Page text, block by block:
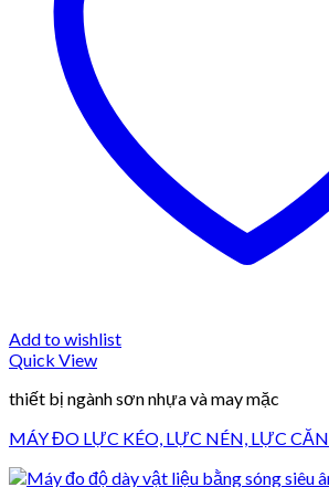
Add to wishlist
Quick View
thiết bị ngành sơn nhựa và may mặc
MÁY ĐO LỰC KÉO, LỰC NÉN, LỰC